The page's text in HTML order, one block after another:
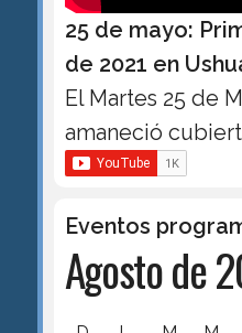
25 de mayo:
de 2021 en
El Martes 25 de
amaneció
Eventos
Agosto de